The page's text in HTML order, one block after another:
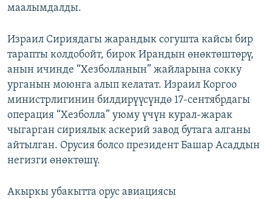
маалымдалды.
Израил Сириядагы жарандык согушта кайсы бир
тарапты колдобойт, бирок Ирандын өнөктөштөрү,
анын ичинде “Хезболланын” жайларына сокку
урганын моюнга алып келатат. Израил Коргоо
министрлигинин билдирүүсүндө 17-сентябрдагы
операция “Хезболла” уюму үчүн курал-жарак
чыгарган сириялык аскерий завод бутага алганы
айтылган. Орусия болсо президент Башар Асаддын
негизги өнөктөшү.
Акыркы убакытта орус авиациясы